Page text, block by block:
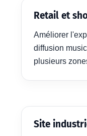
Retail et
Améliorer
diffusion
plusieurs
Site